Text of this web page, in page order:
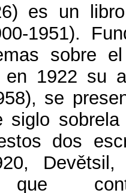
es un
1951).
sobre
en 1922 su
se
siglo sobrela
dos
Devětsil
que